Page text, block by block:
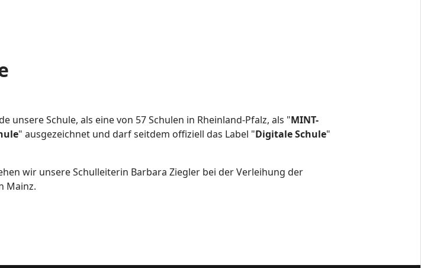
unsere Schule, als eine von 57 Schulen in Rheinland-Pfalz, als "MINT-
" ausgezeichnet und darf seitdem offiziell das Label "Digitale Schule"
wir unsere Schulleiterin Barbara Ziegler bei der Verleihung der
Mainz.